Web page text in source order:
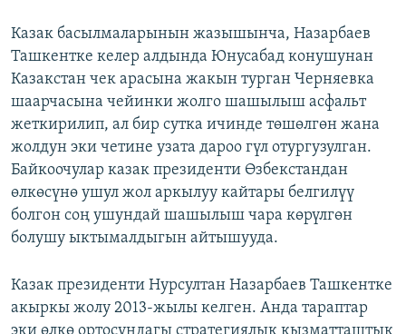
Казак басылмаларынын жазышынча, Назарбаев
Ташкентке келер алдында Юнусабад конушунан
Казакстан чек арасына жакын турган Черняевка
шаарчасына чейинки жолго шашылыш асфальт
жеткирилип, ал бир сутка ичинде төшөлгөн жана
жолдун эки четине узата дароо гүл отургузулган.
Байкоочулар казак президенти Өзбекстандан
өлкөсүнө ушул жол аркылуу кайтары белгилүү
болгон соң ушундай шашылыш чара көрүлгөн
болушу ыктымалдыгын айтышууда.
Казак президенти Нурсултан Назарбаев Ташкентке
акыркы жолу 2013-жылы келген. Анда тараптар